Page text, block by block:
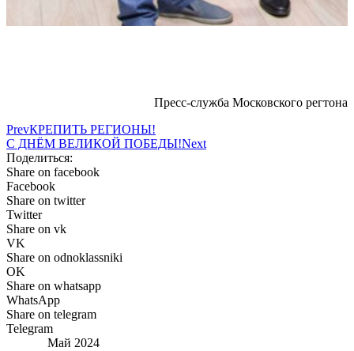
Пресс-служба Московского регтона
PrevКРЕПИТЬ РЕГИОНЫ!
С ДНЁМ ВЕЛИКОЙ ПОБЕДЫ!Next
Поделиться:
Share on facebook
Facebook
Share on twitter
Twitter
Share on vk
VK
Share on odnoklassniki
OK
Share on whatsapp
WhatsApp
Share on telegram
Telegram
Май 2024